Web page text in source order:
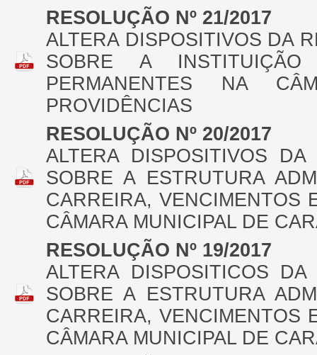
RESOLUÇÃO Nº 21/2017
ALTERA DISPOSITIVOS DA
SOBRE A INSTITUIÇÃO
PERMANENTES NA
PROVIDÊNCIAS
RESOLUÇÃO Nº 20/2017
ALTERA DISPOSITIVOS
SOBRE A ESTRUTURA
CARREIRA, VENCIMENTOS
CÂMARA MUNICIPAL DE
RESOLUÇÃO Nº 19/2017
ALTERA DISPOSITICOS
SOBRE A ESTRUTURA
CARREIRA, VENCIMENTOS
CÂMARA MUNICIPAL DE